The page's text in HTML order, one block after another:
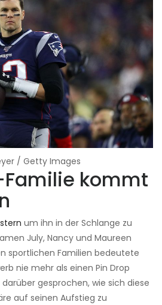
/ Getty Images
kommt
um ihn in der Schlange zu
July, Nancy und Maureen
sportlichen Familien bedeutete
nie mehr als einen Pin Drop
gesprochen, wie sich diese
auf seinen Aufstieg zu